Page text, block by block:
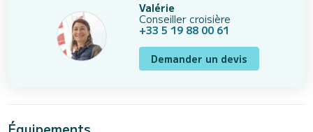
Valérie
Conseiller croisière
+33 5 19 88 00 61
Demander un devis